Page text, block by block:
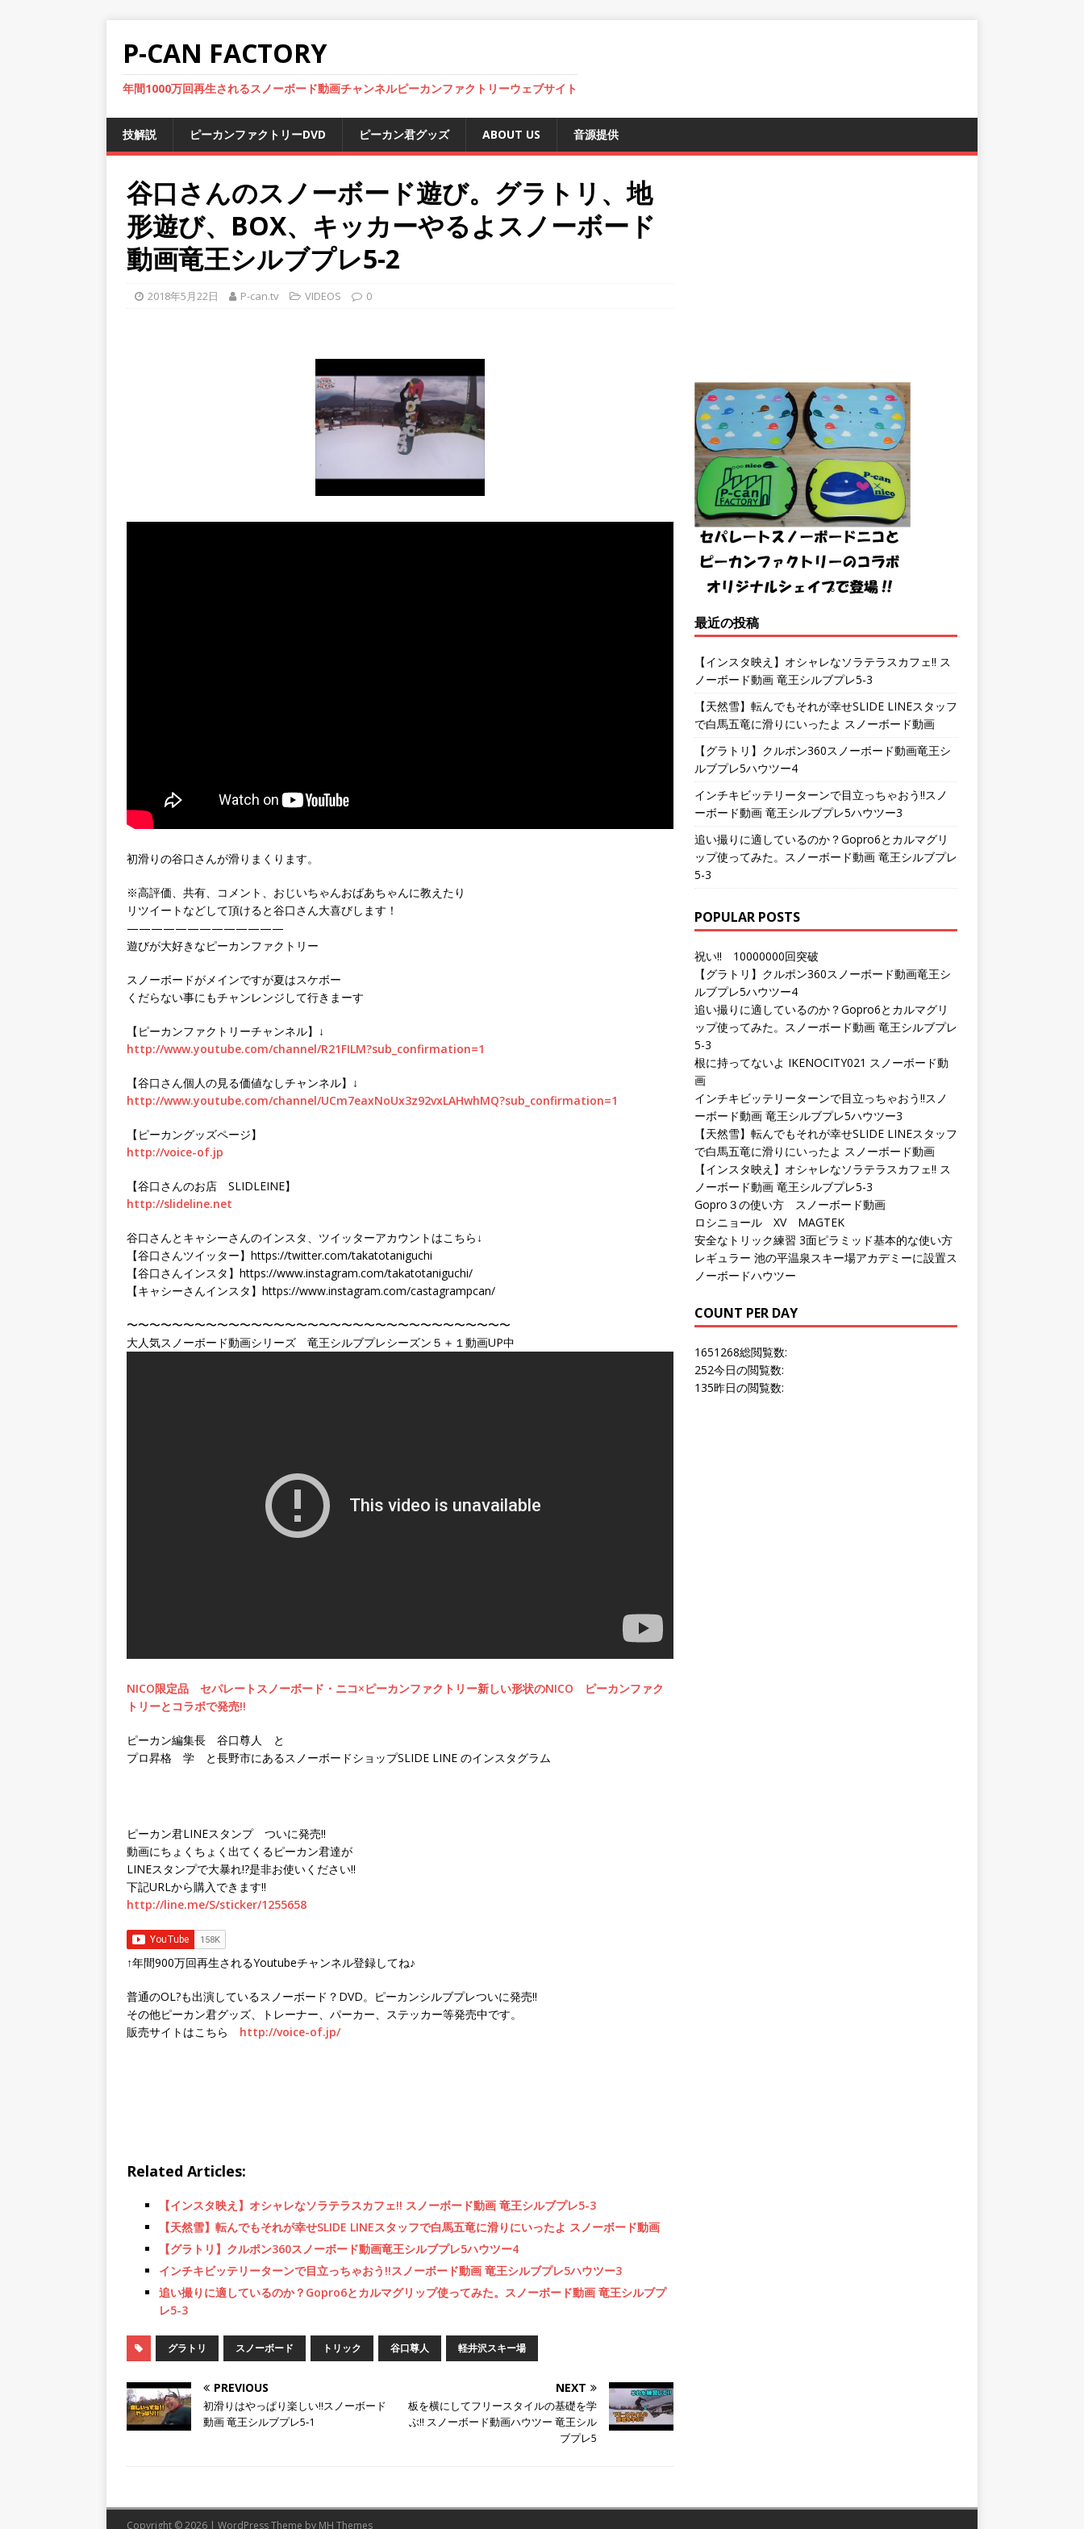
P-CAN FACTORY
年間1000万回再生されるスノーボード動画チャンネルピーカンファクトリーウェブサイト
技解説 ピーカンファクトリーDVD ピーカン君グッズ ABOUT US 音源提供
谷口さんのスノーボード遊び。グラトリ、地
形遊び、BOX、キッカーやるよスノーボード
動画竜王シルブプレ5-2
2018年5月22日 P-can.tv VIDEOS 0
初滑りの谷口さんが滑りまくります。
※高評価、共有、コメント、おじいちゃんおばあちゃんに教えたり
リツイートなどして頂けると谷口さん大喜びします！
—————————————
遊びが大好きなピーカンファクトリー
スノーボードがメインですが夏はスケボー
くだらない事にもチャンレンジして行きまーす
【ピーカンファクトリーチャンネル】↓
http://www.youtube.com/channel/R21FILM?sub_confirmation=1
【谷口さん個人の見る価値なしチャンネル】↓
http://www.youtube.com/channel/UCm7eaxNoUx3z92vxLAHwhMQ?sub_confirmation=1
【ピーカングッズページ】
http://voice-of.jp
【谷口さんのお店 SLIDLEINE】
http://slideline.net
谷口さんとキャシーさんのインスタ、ツイッターアカウントはこちら↓
【谷口さんツイッター】https://twitter.com/takatotaniguchi
【谷口さんインスタ】https://www.instagram.com/takatotaniguchi/
【キャシーさんインスタ】https://www.instagram.com/castagrampcan/
〜〜〜〜〜〜〜〜〜〜〜〜〜〜〜〜〜〜〜〜〜〜〜〜〜〜〜〜〜〜〜〜〜〜
大人気スノーボード動画シリーズ 竜王シルブプレシーズン５＋１動画UP中
NICO限定品 セパレートスノーボード・ニコ×ピーカンファクトリー新しい形状のNICO ピーカンファク
トリーとコラボで発売!!
ピーカン編集長 谷口尊人 と
プロ昇格 学 と長野市にあるスノーボードショップSLIDE LINE のインスタグラム
ピーカン君LINEスタンプ ついに発売!!
動画にちょくちょく出てくるピーカン君達が
LINEスタンプで大暴れ!?是非お使いください!!
下記URLから購入できます!!
http://line.me/S/sticker/1255658
↑年間900万回再生されるYoutubeチャンネル登録してね♪
普通のOL?も出演しているスノーボード？DVD。ピーカンシルブプレついに発売!!
その他ピーカン君グッズ、トレーナー、パーカー、ステッカー等発売中です。
販売サイトはこちら http://voice-of.jp/
Related Articles:
【インスタ映え】オシャレなソラテラスカフェ!! スノーボード動画 竜王シルブプレ5-3
【天然雪】転んでもそれが幸せSLIDE LINEスタッフで白馬五竜に滑りにいったよ スノーボード動画
【グラトリ】クルポン360スノーボード動画竜王シルブプレ5ハウツー4
インチキビッテリーターンで目立っちゃおう!!スノーボード動画 竜王シルブプレ5ハウツー3
追い撮りに適しているのか？Gopro6とカルマグリップ使ってみた。スノーボード動画 竜王シルブプ
レ5-3
グラトリ スノーボード トリック 谷口尊人 軽井沢スキー場
PREVIOUS
初滑りはやっぱり楽しい!!スノーボード
動画 竜王シルブプレ5‐1
NEXT
板を横にしてフリースタイルの基礎を学
ぶ!! スノーボード動画ハウツー 竜王シル
ブプレ5
最近の投稿
【インスタ映え】オシャレなソラテラスカフェ!! ス
ノーボード動画 竜王シルブプレ5-3
【天然雪】転んでもそれが幸せSLIDE LINEスタッフ
で白馬五竜に滑りにいったよ スノーボード動画
【グラトリ】クルポン360スノーボード動画竜王シ
ルブプレ5ハウツー4
インチキビッテリーターンで目立っちゃおう!!スノ
ーボード動画 竜王シルブプレ5ハウツー3
追い撮りに適しているのか？Gopro6とカルマグリ
ップ使ってみた。スノーボード動画 竜王シルブプレ
5-3
POPULAR POSTS
祝い!! 10000000回突破
【グラトリ】クルポン360スノーボード動画竜王シ
ルブプレ5ハウツー4
追い撮りに適しているのか？Gopro6とカルマグリ
ップ使ってみた。スノーボード動画 竜王シルブプレ
5-3
根に持ってないよ IKENOCITY021 スノーボード動
画
インチキビッテリーターンで目立っちゃおう!!スノ
ーボード動画 竜王シルブプレ5ハウツー3
【天然雪】転んでもそれが幸せSLIDE LINEスタッフ
で白馬五竜に滑りにいったよ スノーボード動画
【インスタ映え】オシャレなソラテラスカフェ!! ス
ノーボード動画 竜王シルブプレ5-3
Gopro３の使い方 スノーボード動画
ロシニョール XV MAGTEK
安全なトリック練習 3面ピラミッド基本的な使い方
レギュラー 池の平温泉スキー場アカデミーに設置ス
ノーボードハウツー
COUNT PER DAY
1651268総閲覧数:
252今日の閲覧数:
135昨日の閲覧数:
Copyright © 2026 | WordPress Theme by MH Themes